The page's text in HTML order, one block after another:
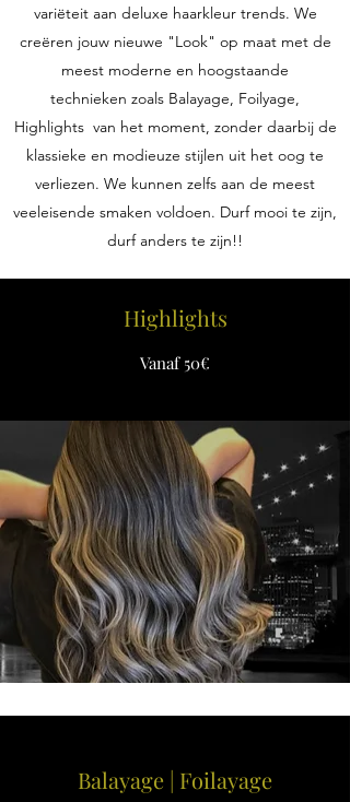
variëteit aan deluxe haarkleur trends. We
creëren jouw nieuwe "Look" op maat met de
meest moderne en hoogstaande
technieken zoals Balayage, Foilyage,
Highlights van het moment, zonder daarbij de
klassieke en modieuze stijlen uit het oog te
verliezen. We kunnen zelfs aan de meest
veeleisende smaken voldoen. Durf mooi te zijn,
durf anders te zijn!!
Highlights
Vanaf 50€
Balayage | Foilayage